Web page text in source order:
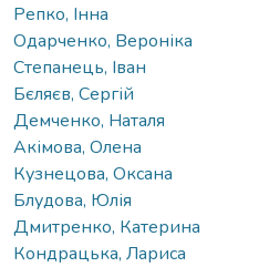
Репко, Інна
Одарченко, Вероніка
Степанець, Іван
Бєляєв, Сергій
Демченко, Наталя
Акімова, Олена
Кузнецова, Оксана
Блудова, Юлія
Дмитренко, Катерина
Кондрацька, Лариса